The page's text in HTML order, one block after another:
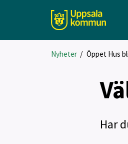
Nyheter / Öppet Hus
Har